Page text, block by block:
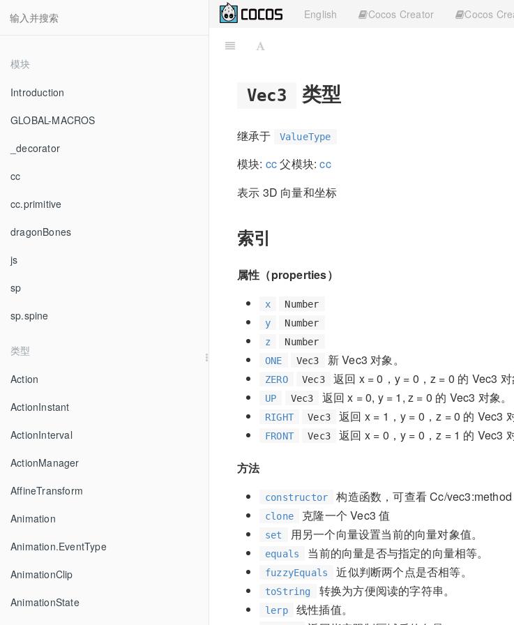
模块
Introduction
GLOBAL-MACROS
_decorator
cc
cc.primitive
dragonBones
js
sp
sp.spine
类型
Action
ActionInstant
ActionInterval
ActionManager
AffineTransform
Animation
Animation.EventType
AnimationClip
AnimationState
English Cocos Creator Cocos
Vec3 类型
继承于 ValueType
模块: cc父模块:cc
表示 3D 向量和坐标
索引
属性（properties）
x
Number
y
Number
z
Number
ONE
Vec3 新 Vec3 对象。
ZERO Vec3 返回 x = 0，y = 0，z = 0 的 Vec3 对
UP Vec3 返回 x = 0, y = 1, z = 0 的 Vec3 对象。
RIGHT Vec3 返回 x = 1，y = 0，z = 0 的 Vec3 对
FRONT Vec3 返回 x = 0，y = 0，z = 1 的 Vec3 对
方法
constructor 构造函数，可查看 Cc/vec3:method
clone 克隆一个 Vec3 值
set 用另一个向量设置当前的向量对象值。
equals 当前的向量是否与指定的向量相等。
fuzzyEquals 近似判断两个点是否相等。
toString 转换为方便阅读的字符串。
lerp 线性插值。